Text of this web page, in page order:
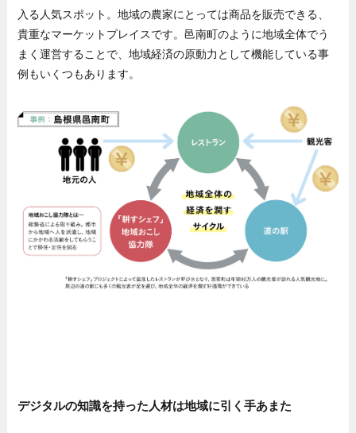
入る人気スポット。地域の農家にとっては商品を販売できる、
貴重なマーケットプレイスです。邑南町のように地域全体でう
まく運営することで、地域経済の原動力として機能している事
例もいくつもあります。
デジタルの知識を持った人材は地域に引く手あまた